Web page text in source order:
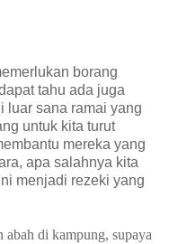
borang
tahu ada juga
luar sana ramai yang
untuk kita turut
mereka yang
apa salahnya kita
menjadi rezeki yang
abah di kampung, supaya